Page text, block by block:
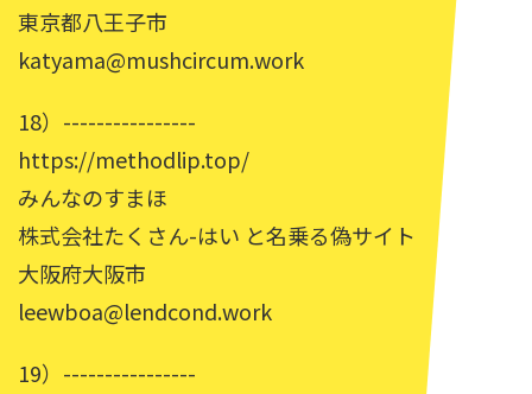
東京都八王子市
katyama@mushcircum.work
18）----------------
https://methodlip.top/
みんなのすまほ
株式会社たくさん-はい と名乗る偽サイト
大阪府大阪市
leewboa@lendcond.work
19）----------------